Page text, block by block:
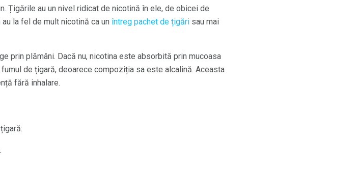
Țigările au un nivel ridicat de nicotină în ele, de obicei de
la fel de mult nicotină ca un întreg pachet de țigări sau mai
prin plămâni. Dacă nu, nicotina este absorbită prin mucoasa
de țigară, deoarece compoziția sa este alcalină. Aceasta
fără inhalare.